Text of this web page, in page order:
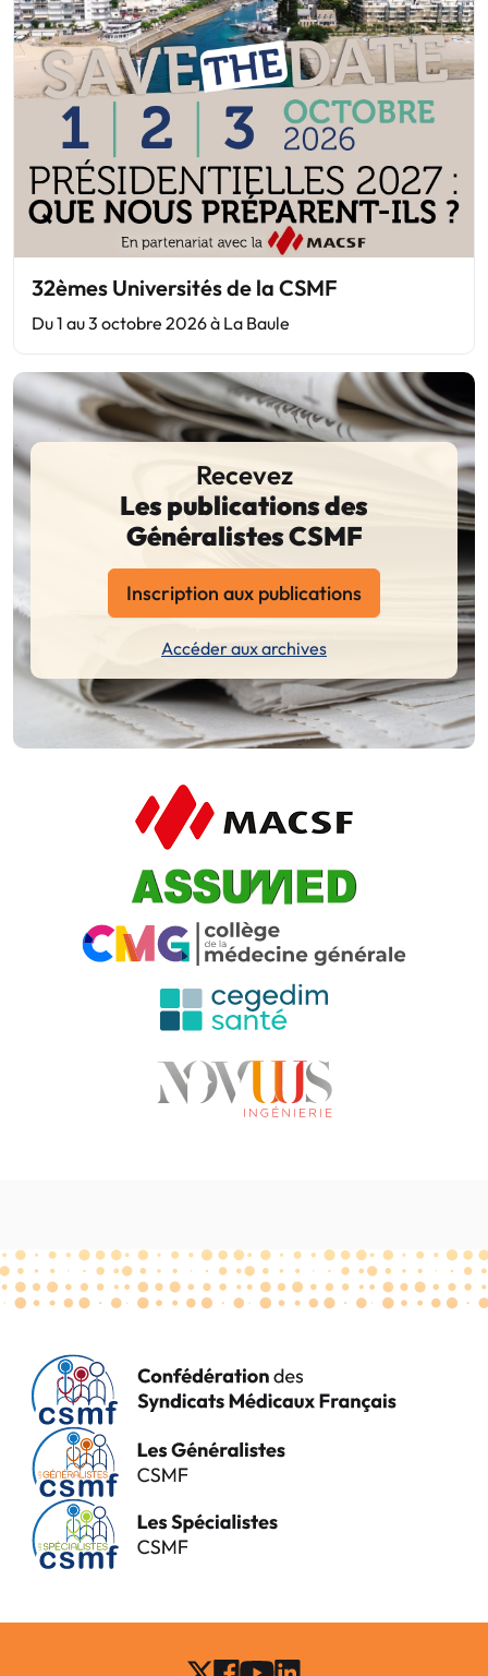
32èmes Universités de la CSMF
Du 1 au 3 octobre 2026 à La Baule
Recevez
Les publications des
Généralistes CSMF
Inscription aux publications
Accéder aux archives